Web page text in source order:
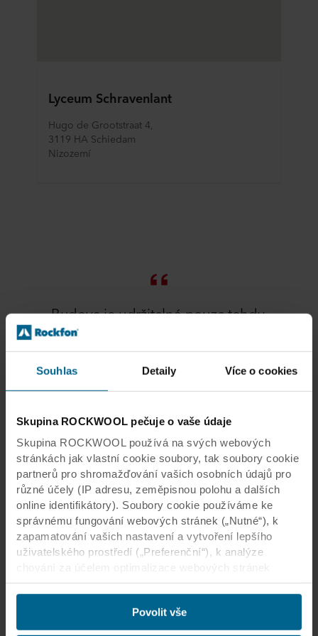
Souhlas Detaily Více o cookies
Skupina ROCKWOOL pečuje o vaše údaje
Skupina ROCKWOOL používá na svých webových
stránkách jak vlastní cookie soubory, tak soubory cookie
partnerů pro shromažďování vašich osobních údajů pro
různé účely (IP adresu, zeměpisnou polohu a dalších
online identifikátory). Soubory cookie používáme ke
správnému fungování webových stránek („Nutné“), k
zapamatování vašich nastavení a vytvoření lepšího
uživatelského prostředí („Preferenční“), k analýze
(„Statistické“) a k cílení obsahu či reklam v sociálních
médiích a na externích webových stránkách podle
vašeho chování na našich webech („Marketingové“).
Informace o využívání našich webových stránek
Povolit vše
Lyceum Schravenlant
Hugo de Grootstraat 4,
3119 HA Schiedam
Nizozemí
Budova je udržitelná pouze tehdy,
pokud přispívá k primárnímu cíli své
existence – v tomto případě ke
vzdělávání. V tomto smyslu je zdravé
vnitřní klima nutností.
ARCHITEKT V LIAG ARCHITECTS
Lyceum Schravenlant